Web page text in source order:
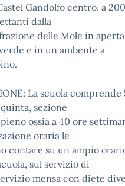
Gandolfo centro, a
dalla
delle Mole in aperta
e in un ambente a
La scuola comprende
sezione
ossia a 40 ore
oraria le
contare su un ampio
sul servizio di
mensa con diete